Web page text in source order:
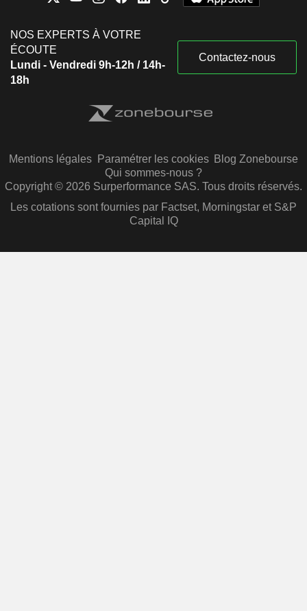
NOS EXPERTS À VOTRE
ÉCOUTE
Lundi - Vendredi 9h-12h / 14h-
18h
Contactez-nous
Mentions légales Paramétrer les cookies Blog Zonebourse
Qui sommes-nous ?
Copyright © 2026 Surperformance SAS. Tous droits réservés.
Les cotations sont fournies par Factset, Morningstar et S&P
Capital IQ